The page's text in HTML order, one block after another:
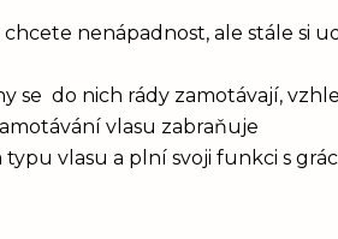
nenápadnost, ale stále si
se do nich rády zamotávají,
vlasu zabraňuje
vlasu a plní svoji funkci s